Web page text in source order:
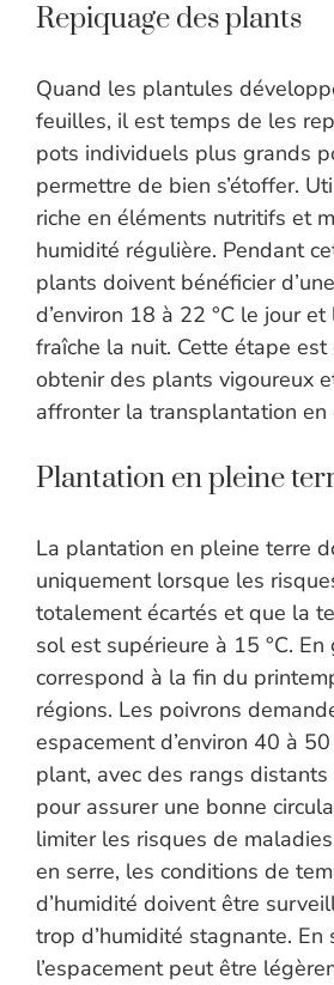
Repiquage des plants
Quand les plantules
feuilles, il est temps de les
pots individuels plus grands
permettre de bien s’étoffer.
riche en éléments nutritifs et
humidité régulière. Pendant
plants doivent bénéficier
d’environ 18 à 22 °C le jour
fraîche la nuit. Cette étape est
obtenir des plants vigoureux
affronter la transplantation en
Plantation en pleine
La plantation en pleine terre
uniquement lorsque les
totalement écartés et que la
sol est supérieure à 15 °C. En
correspond à la fin du
régions. Les poivrons
espacement d’environ 40 à
plant, avec des rangs
pour assurer une bonne
limiter les risques de
en serre, les conditions de
d’humidité doivent être
trop d’humidité stagnante. En
l’espacement peut être